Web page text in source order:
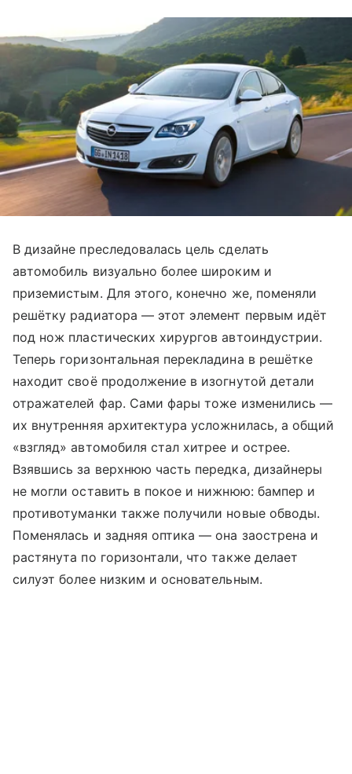
В дизайне преследовалась цель сделать
автомобиль визуально более широким и
приземистым. Для этого, конечно же, поменяли
решётку радиатора — этот элемент первым идёт
под нож пластических хирургов автоиндустрии.
Теперь горизонтальная перекладина в решётке
находит своё продолжение в изогнутой детали
отражателей фар. Сами фары тоже изменились —
их внутренняя архитектура усложнилась, а общий
«взгляд» автомобиля стал хитрее и острее.
Взявшись за верхнюю часть передка, дизайнеры
не могли оставить в покое и нижнюю: бампер и
противотуманки также получили новые обводы.
Поменялась и задняя оптика — она заострена и
растянута по горизонтали, что также делает
силуэт более низким и основательным.